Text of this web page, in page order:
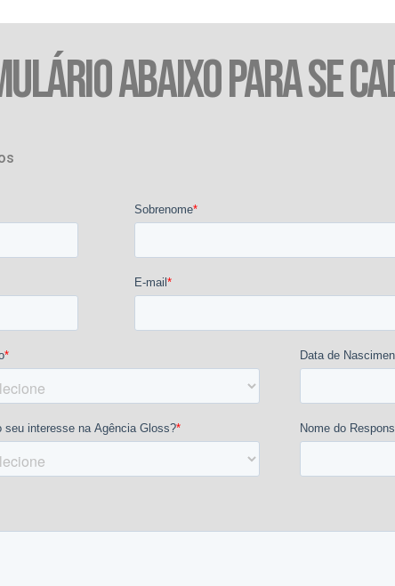
ABAIXO PARA SE